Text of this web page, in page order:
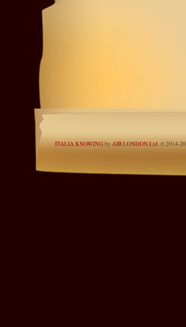
ITALIA KNOWINGbyAIB LONDON Ltd
ITALIA KNOWINGbyAIB LONDON Ltd. © 2014-